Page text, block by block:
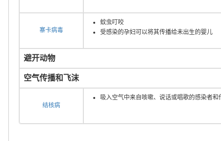
寨卡病毒
蚊虫叮咬
受感染的孕妇可以将其传播给未出生的婴儿
避开动物
空气传播和飞沫
结核病
吸入空气中来自咳嗽、说话或唱歌的感染者